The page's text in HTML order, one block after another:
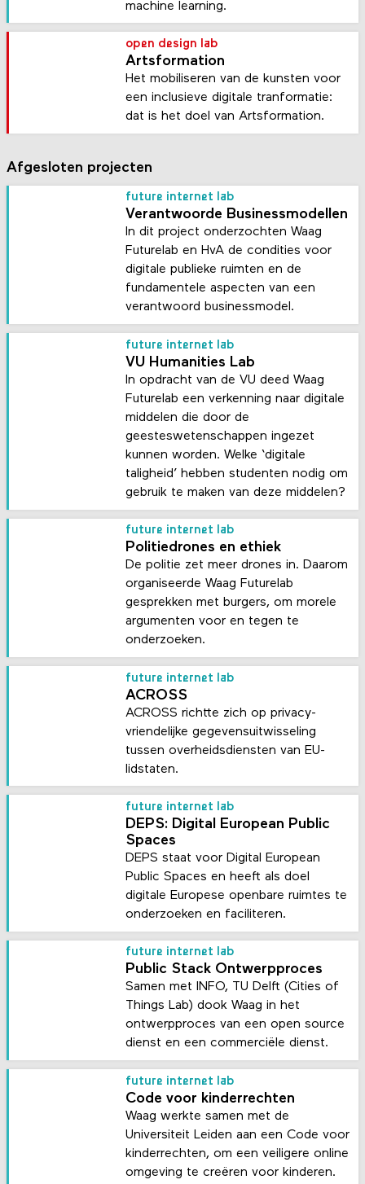
machine learning.
open design lab
Artsformation
Het mobiliseren van de kunsten voor
een inclusieve digitale tranformatie:
dat is het doel van Artsformation.
Afgesloten projecten
future internet lab
Verantwoorde Businessmodellen
In dit project onderzochten Waag
Futurelab en HvA de condities voor
digitale publieke ruimten en de
fundamentele aspecten van een
verantwoord businessmodel.
future internet lab
VU Humanities Lab
In opdracht van de VU deed Waag
Futurelab een verkenning naar digitale
middelen die door de
geesteswetenschappen ingezet
kunnen worden. Welke ‘digitale
taligheid’ hebben studenten nodig om
gebruik te maken van deze middelen?
future internet lab
Politiedrones en ethiek
De politie zet meer drones in. Daarom
organiseerde Waag Futurelab
gesprekken met burgers, om morele
argumenten voor en tegen te
onderzoeken.
future internet lab
ACROSS
ACROSS richtte zich op privacy-
vriendelijke gegevensuitwisseling
tussen overheidsdiensten van EU-
lidstaten.
future internet lab
DEPS: Digital European Public
Spaces
DEPS staat voor Digital European
Public Spaces en heeft als doel
digitale Europese openbare ruimtes te
onderzoeken en faciliteren.
future internet lab
Public Stack Ontwerpproces
Samen met INFO, TU Delft (Cities of
Things Lab) dook Waag in het
ontwerpproces van een open source
dienst en een commerciële dienst.
future internet lab
Code voor kinderrechten
Waag werkte samen met de
Universiteit Leiden aan een Code voor
kinderrechten, om een veiligere online
omgeving te creëren voor kinderen.